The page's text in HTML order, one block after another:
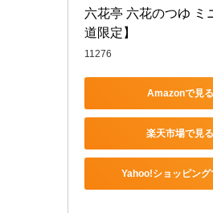
六花亭 六花のつゆ ミ
道限定】
11276
Amazonで見る
楽天市場で見る
Yahoo!ショッピング